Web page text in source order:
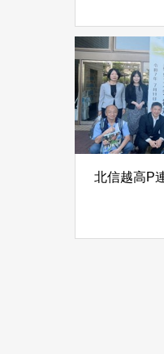
北信越高P